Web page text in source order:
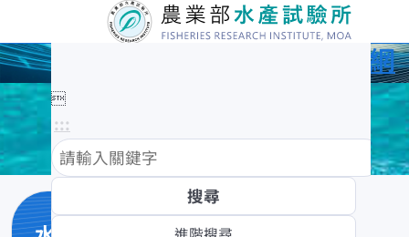
農業部水產試驗所全球資訊網

:::